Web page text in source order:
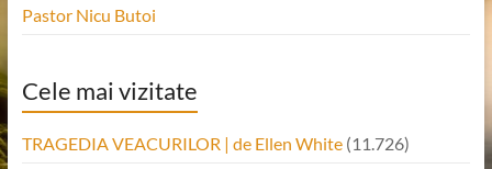
Pastor Nicu Butoi
Cele mai vizitate
TRAGEDIA VEACURILOR | de Ellen White (11.726)